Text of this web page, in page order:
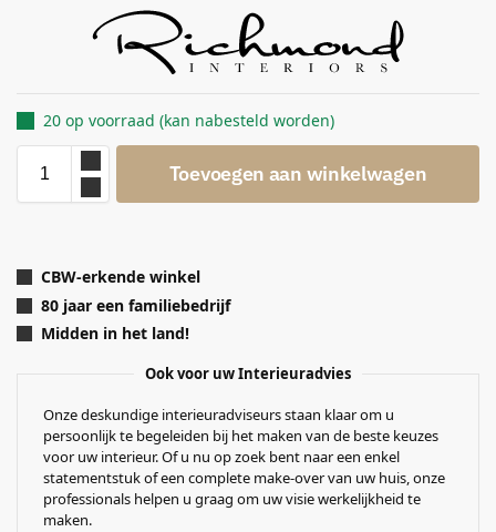
20 op voorraad (kan nabesteld worden)
Toevoegen aan winkelwagen
CBW-erkende winkel
80 jaar een familiebedrijf
Midden in het land!
Ook voor uw Interieuradvies
Onze deskundige interieuradviseurs staan klaar om u
persoonlijk te begeleiden bij het maken van de beste keuzes
voor uw interieur. Of u nu op zoek bent naar een enkel
statementstuk of een complete make-over van uw huis, onze
professionals helpen u graag om uw visie werkelijkheid te
maken.